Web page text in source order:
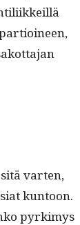
varten,
kun­toon.
pyrkimys